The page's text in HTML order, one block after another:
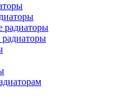
радиаторы
радиаторы